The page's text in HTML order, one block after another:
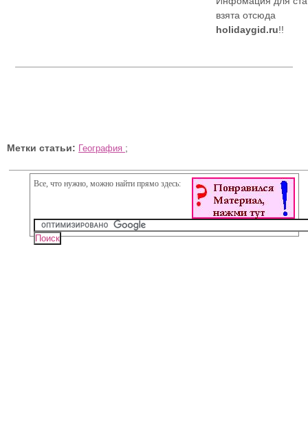
взята отсюда
holidaygid.ru!!
Метки статьи: География ;
Все, что нужно, можно найти прямо здесь: